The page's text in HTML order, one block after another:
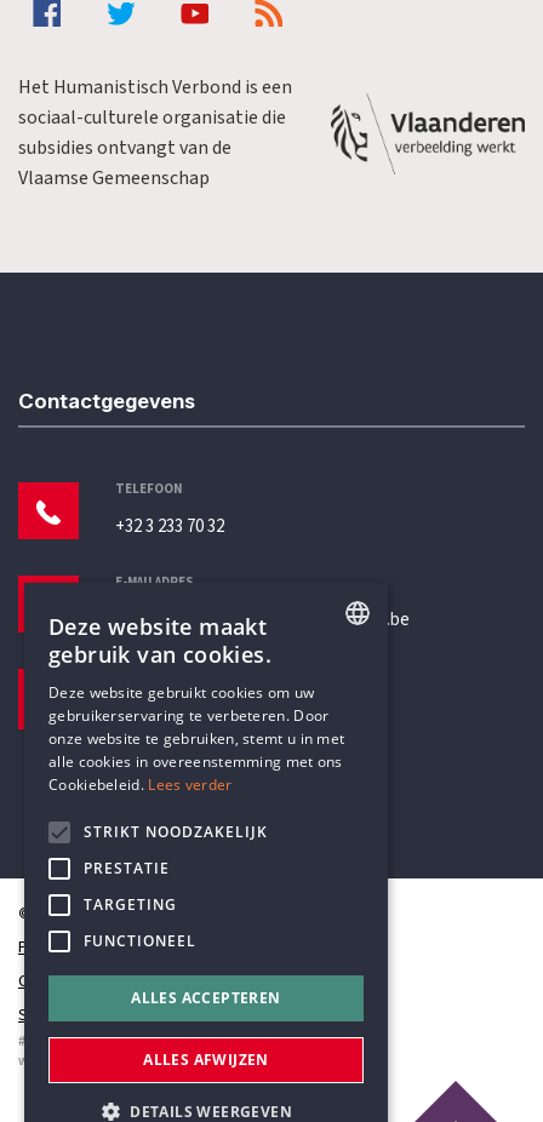
Het Humanistisch Verbond is een
sociaal-culturele organisatie die
subsidies ontvangt van de
Vlaamse Gemeenschap
Contactgegevens
TELEFOON
+32 3 233 70 32
E-MAILADRES
secretariaat@humanistischverbond.be
Pottenbrug 4
Antwerpen, 2000
© Humanistisch Verbond 2026
Privacy
Cookiestatement
Sitemap
#codedwithlove byCodelines
webapplicaties
mobiele apps&maatwerk websites
DUTCH
Deze website maakt
gebruik van cookies.
Deze website gebruikt cookies om uw
gebruikerservaring te verbeteren. Door
onze website te gebruiken, stemt u in met
alle cookies in overeenstemming met ons
Cookiebeleid. Lees verder
STRIKT NOODZAKELIJK
PRESTATIE
TARGETING
FUNCTIONEEL
ALLES ACCEPTEREN
ALLES AFWIJZEN
DETAILS WEERGEVEN